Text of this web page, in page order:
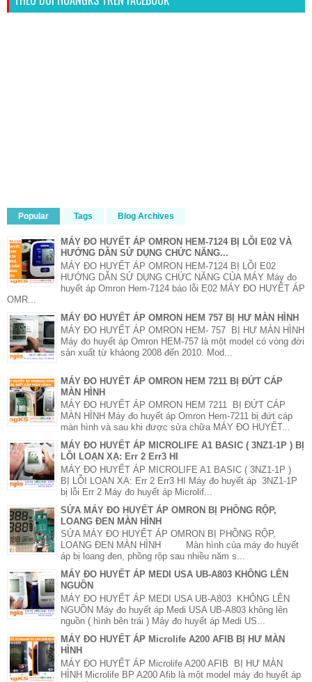
Popular Tags Blog Archives
MÁY ĐO HUYẾT ÁP OMRON HEM-7124 BỊ LỖI E02 VÀ
HƯỚNG DẪN SỬ DỤNG CHỨC NĂNG...
MÁY ĐO HUYẾT ÁP OMRON HEM-7124 BỊ LỖI E02
HƯỚNG DẪN SỬ DỤNG CHỨC NĂNG CỦA MÁY Máy đo
huyết áp Omron Hem-7124 báo lỗi E02 MÁY ĐO HUYẾT ÁP
OMR...
MÁY ĐO HUYẾT ÁP OMRON HEM 757 BỊ HƯ MÀN HÌNH
MÁY ĐO HUYẾT ÁP OMRON HEM- 757 BỊ HƯ MÀN HÌNH
Máy đo huyết áp Omron HEM-757 là một model có vòng đời
sản xuất từ khảong 2008 đến 2010. Mod...
MÁY ĐO HUYẾT ÁP OMRON HEM 7211 BỊ ĐỨT CÁP
MÀN HÌNH
MÁY ĐO HUYẾT ÁP OMRON HEM 7211 BỊ ĐỨT CÁP
MÀN HÌNH Máy đo huyết áp Omron Hem-7211 bị đứt cáp
màn hình và sau khi được sửa chữa MÁY ĐO HUYẾT...
MÁY ĐO HUYẾT ÁP MICROLIFE A1 BASIC ( 3NZ1-1P ) BỊ
LỖI LOẠN XẠ: Err 2 Err3 HI
MÁY ĐO HUYẾT ÁP MICROLIFE A1 BASIC ( 3NZ1-1P )
BỊ LỖI LOẠN XẠ: Err 2 Err3 HI Máy đo huyết áp 3NZ1-1P
bị lỗi Err 2 Máy đo huyết áp Microlif...
SỬA MÁY ĐO HUYẾT ÁP OMRON BỊ PHỒNG RỘP,
LOANG ĐEN MÀN HÌNH
SỬA MÁY ĐO HUYẾT ÁP OMRON BỊ PHỒNG RỘP,
LOANG ĐEN MÀN HÌNH Màn hình của máy đo huyết
áp bị loang đen, phồng rộp sau nhiều năm s...
MÁY ĐO HUYẾT ÁP MEDI USA UB-A803 KHÔNG LÊN
NGUỒN
MÁY ĐO HUYẾT ÁP MEDI USA UB-A803 KHÔNG LÊN
NGUỒN Máy đo huyết áp Medi USA UB-A803 không lên
nguồn ( hình bên trái ) Máy đo huyết áp Medi US...
MÁY ĐO HUYẾT ÁP Microlife A200 AFIB BỊ HƯ MÀN
HÌNH
MÁY ĐO HUYẾT ÁP Microlife A200 AFIB BỊ HƯ MÀN
HÌNH Microlife BP A200 Afib là một model máy đo huyết áp